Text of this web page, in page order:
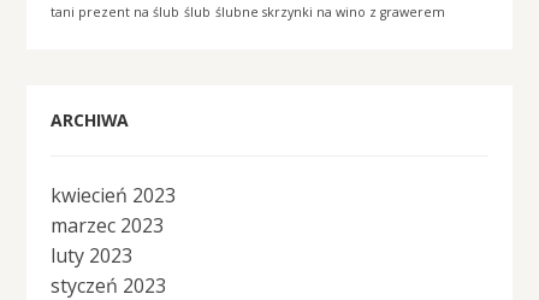
tani prezent na ślub ślub ślubne skrzynki na wino z grawerem
ARCHIWA
kwiecień 2023
marzec 2023
luty 2023
styczeń 2023